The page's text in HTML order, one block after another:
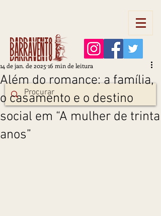
Barravento
Além do romance: a família,
o casamento e o destino
social em “A mulher de trinta
anos”
14 de jan. de 2025 16 min de leitura